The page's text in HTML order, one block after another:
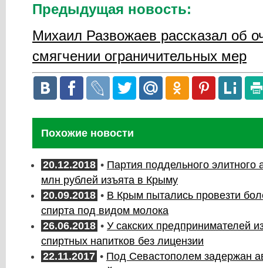
Предыдущая новость:
Михаил Развожаев рассказал об
смягчении ограничительных мер
Похожие новости
20.12.2018 • Партия поддельного элитного
млн рублей изъята в Крыму
20.09.2018 • В Крым пытались провезти
спирта под видом молока
26.06.2018 • У сакских предпринимателей
спиртных напитков без лицензии
22.11.2017 • Под Севастополем задержан